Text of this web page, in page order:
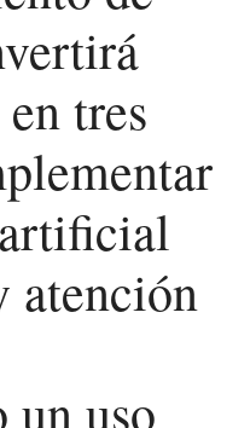
tres
atención
un uso